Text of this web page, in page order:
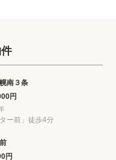
南３条
円
ー前」徒歩4分
円